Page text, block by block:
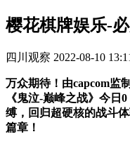
樱花棋牌娱乐-
四川观察 2022-08-10
万众期待！由capcom监
《鬼泣-巅峰之战》今日
缚，回归超硬核的战斗
篇章！